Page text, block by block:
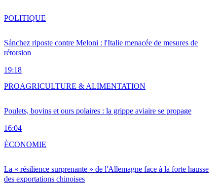
Sánchez riposte contre Meloni : l'Italie menacée de mesures de
rétorsion
19:18
POLITIQUE
Poulets, bovins et ours polaires : la grippe aviaire se propage
16:04
PROAGRICULTURE & ALIMENTATION
La « résilience surprenante » de l'Allemagne face à la forte hausse
des exportations chinoises
ÉCONOMIE